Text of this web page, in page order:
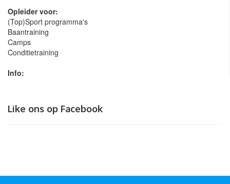
Opleider voor:
(Top)Sport programma's
Baantraining
Camps
Conditietraining
Info:
Like ons op Facebook